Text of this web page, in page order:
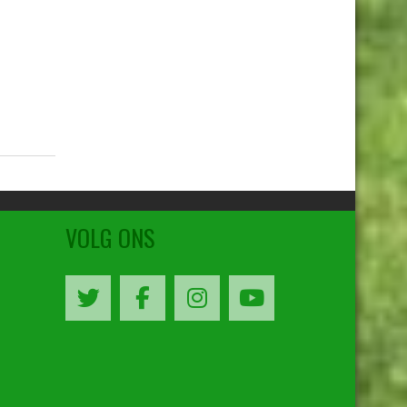
8745
VOLG ONS